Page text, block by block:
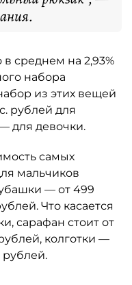
среднем на 2,93%
набора
из этих вещей
рублей для
для девочки.
самых
мальчиков
— от 499
Что касается
сарафан стоит от
колготки —
рублей.